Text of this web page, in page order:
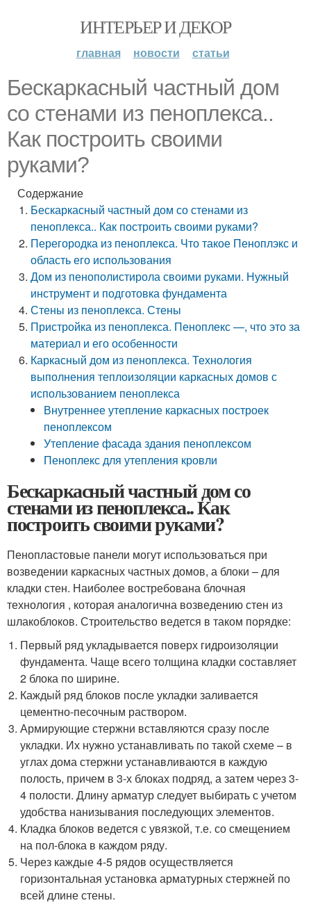
ИНТЕРЬЕР И ДЕКОР
главная новости статьи
Бескаркасный частный дом
со стенами из пеноплекса..
Как построить своими
руками?
Содержание
Бескаркасный частный дом со стенами из
пеноплекса.. Как построить своими руками?
Перегородка из пеноплекса. Что такое Пеноплэкс и
область его использования
Дом из пенополистирола своими руками. Нужный
инструмент и подготовка фундамента
Стены из пеноплекса. Стены
Пристройка из пеноплекса. Пеноплекс —, что это за
материал и его особенности
Каркасный дом из пеноплекса. Технология
выполнения теплоизоляции каркасных домов с
использованием пеноплекса
Внутреннее утепление каркасных построек
пеноплексом
Утепление фасада здания пеноплексом
Пеноплекс для утепления кровли
Бескаркасный частный дом со
стенами из пеноплекса.. Как
построить своими руками?
Пенопластовые панели могут использоваться при
возведении каркасных частных домов, а блоки – для
кладки стен. Наиболее востребована блочная
технология , которая аналогична возведению стен из
шлакоблоков. Строительство ведется в таком порядке:
Первый ряд укладывается поверх гидроизоляции
фундамента. Чаще всего толщина кладки составляет
2 блока по ширине.
Каждый ряд блоков после укладки заливается
цементно-песочным раствором.
Армирующие стержни вставляются сразу после
укладки. Их нужно устанавливать по такой схеме – в
углах дома стержни устанавливаются в каждую
полость, причем в 3-х блоках подряд, а затем через 3-
4 полости. Длину арматур следует выбирать с учетом
удобства нанизывания последующих элементов.
Кладка блоков ведется с увязкой, т.е. со смещением
на пол-блока в каждом ряду.
Через каждые 4-5 рядов осуществляется
горизонтальная установка арматурных стержней по
всей длине стены.